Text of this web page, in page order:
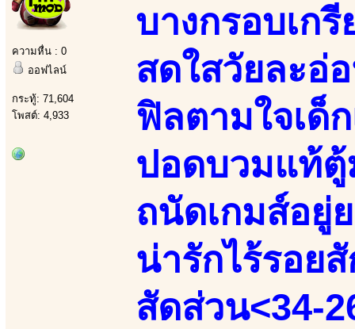
ความหื่น : 0
ออฟไลน์
กระทู้: 71,604
โพสต์: 4,933
บางกรอบเก
สดใสวัยละอ่
ฟิลตามใจเด็
ปอดบวมแท้ตู้
ถนัดเกมส์อยู่
น่ารักไร้รอย
สัดส่วน<34-